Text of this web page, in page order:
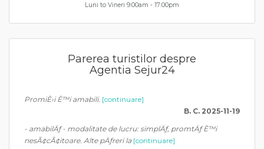
Luni to Vineri 9:00am - 17:00pm
Parerea turistilor despre
Agentia Sejur24
PromiÈ›i È™i amabili. [continuare]
B. C. 2025-11-19
- amabilÄƒ - modalitate de lucru: simplÄƒ, promtÄƒ È™i
nesÃ¢cÃ¢itoare. Alte pÄƒreri la [continuare]